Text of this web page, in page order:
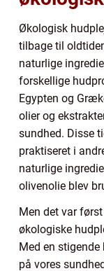
Økologisk
tilbage til
naturlige
forskellige
Egypten og
olier og
sundhed. Disse
praktiseret i
naturlige
olivenolie blev
Men det var
økologiske
Med en
på vores